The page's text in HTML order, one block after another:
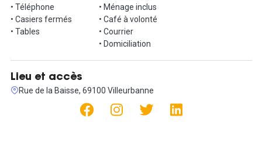
• Téléphone
• Casiers fermés
• Tables
• Ménage inclus
• Café à volonté
• Courrier
• Domiciliation
Lieu et accès
Rue de la Baisse, 69100 Villeurbanne